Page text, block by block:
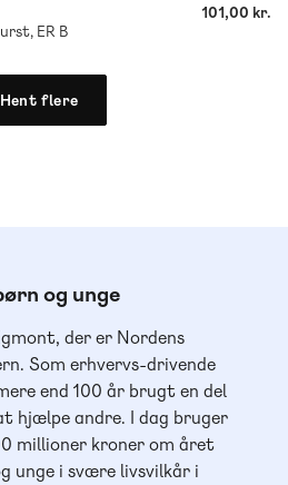
ER B
101,00 kr.
Hent flere
og unge
der er Nordens
Som erhvervs-drivende
end 100 år brugt en del
hjælpe andre. I dag bruger
millioner kroner om året
unge i svære livsvilkår i